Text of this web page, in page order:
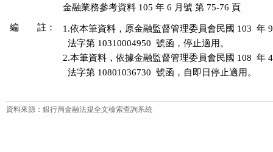
金融業務參考資料 105 年 6 月號 第 75-76 頁
編 註：
1.依本筆資料，原金融監督管理委員會民國 103  年
  法字第 10310004950  號函，停止適用。
2.本筆資料，依據金融監督管理委員會民國 108  年
  法字第 10801036730  號函，自即日停止適用。
資料來源：銀行局金融法規全文檢索查詢系統